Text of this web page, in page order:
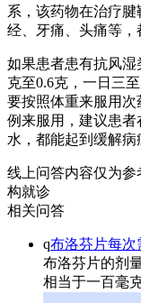
系，该药物在治疗
经、牙痛、头痛等，
如果患者患有抗风
克至0.6克，一日三
要按照体重来服用次
例来服用，建议患
水，都能起到缓解病
线上问答内容仅为
构就诊
相关问答
q布洛芬片每次
布洛芬片的剂
相当于一百毫